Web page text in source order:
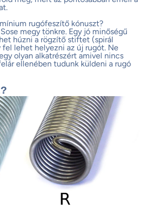
rugófeszítő kónuszt?
megy tönkre. Egy jó minőségű
húzni a rögzítő stiftet (spirál
lehet helyezni az új rugót. Ne
olyan alkatrészért amivel nincs
ellenében tudunk küldeni a rugó